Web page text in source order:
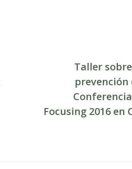
Taller
prevención
Focusing 2016 en